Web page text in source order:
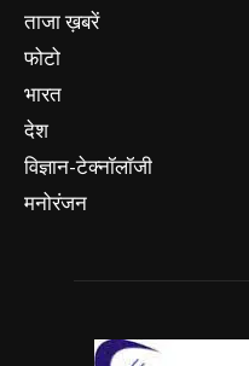
ताजा ख़बरें
फोटो
भारत
देश
विज्ञान-टेक्नॉलॉजी
मनोरंजन